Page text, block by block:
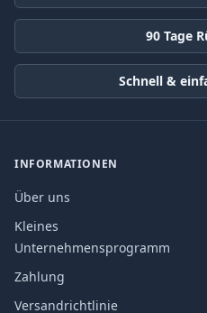
90 Tage
Schnell &
INFORMATIONEN
Über uns
Kleines
Unternehmensprogramm
Zahlung
Versandrichtlinie